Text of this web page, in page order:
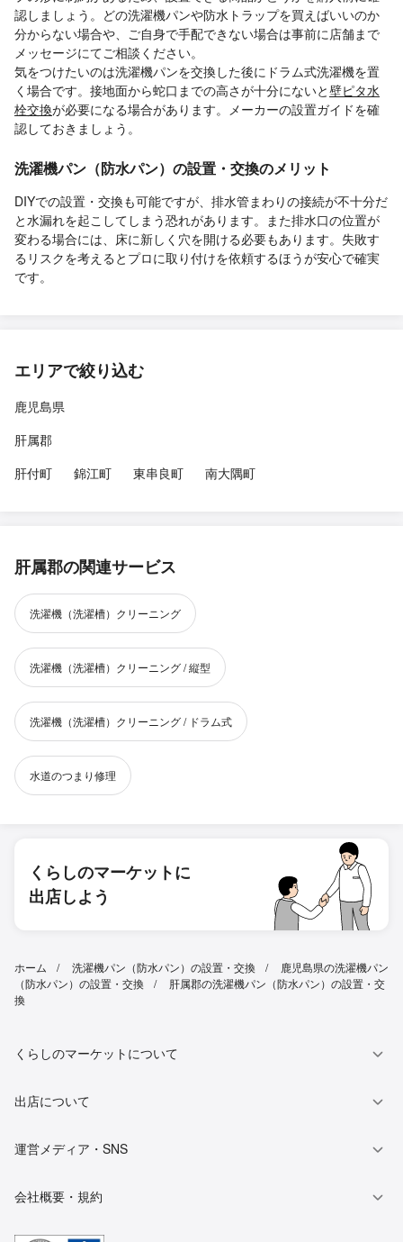
認しましょう。どの洗濯機パンや防水トラップを買えばいいのか
分からない場合や、ご自身で手配できない場合は事前に店舗まで
メッセージにてご相談ください。
気をつけたいのは洗濯機パンを交換した後にドラム式洗濯機を置
く場合です。接地面から蛇口までの高さが十分にないと壁ピタ水
栓交換が必要になる場合があります。メーカーの設置ガイドを確
認しておきましょう。
洗濯機パン（防水パン）の設置・交換のメリット
DIYでの設置・交換も可能ですが、排水管まわりの接続が不十分だ
と水漏れを起こしてしまう恐れがあります。また排水口の位置が
変わる場合には、床に新しく穴を開ける必要もあります。失敗す
るリスクを考えるとプロに取り付けを依頼するほうが安心で確実
です。
エリアで絞り込む
鹿児島県
肝属郡
肝付町
錦江町 東串良町 南大隅町
肝属郡の関連サービス
洗濯機（洗濯槽）クリーニング
洗濯機（洗濯槽）クリーニング / 縦型
洗濯機（洗濯槽）クリーニング / ドラム式
水道のつまり修理
くらしのマーケットに
出店しよう
ホーム 洗濯機パン（防水パン）の設置・交換
鹿児島県の洗濯機パン
（防水パン）の設置・交換
肝属郡の洗濯機パン（防水パン）の設置・交
換
くらしのマーケットについて
出店について
運営メディア・SNS
会社概要・規約